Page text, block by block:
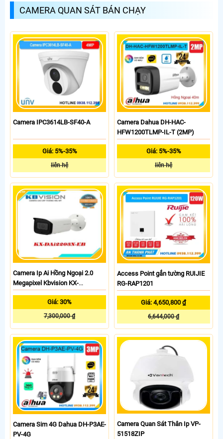
CAMERA QUAN SÁT BÁN CHẠY
Camera IPC3614LB-SF40-A
Giá: 5%-35%
liên hệ
Camera Dahua DH-HAC-
HFW1200TLMP-IL-T (2MP)
Giá: 5%-35%
liên hệ
Camera Ip Ai Hồng Ngoại 2.0
Megapixel Kbvision KX-
DAi2203N-EB
Giá: 30%
7,300,000 ₫
Access Point gắn tường RUIJIE
RG-RAP1201
Giá: 4,650,800 ₫
6,644,000 ₫
Camera Sim 4G Dahua DH-P3AE-
PV-4G
Camera Quan Sát Thân Ip VP-
51518ZIP